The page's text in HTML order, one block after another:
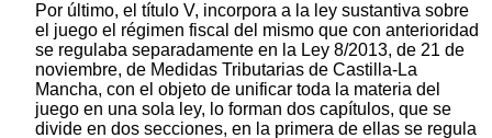
Por último, el título V, incorpora a la ley sustantiva sobre
el juego el régimen fiscal del mismo que con anterioridad
se regulaba separadamente en la Ley 8/2013, de 21 de
noviembre, de Medidas Tributarias de Castilla-La
Mancha, con el objeto de unificar toda la materia del
juego en una sola ley, lo forman dos capítulos, que se
divide en dos secciones, en la primera de ellas se regula